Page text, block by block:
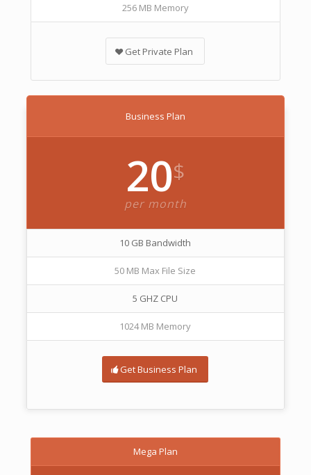
256 MB Memory
Get Private Plan
Business Plan
20$
per month
10 GB Bandwidth
50 MB Max File Size
5 GHZ CPU
1024 MB Memory
Get Business Plan
Mega Plan